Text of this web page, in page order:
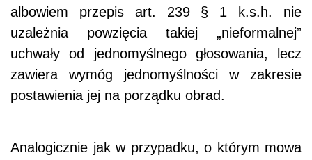
albowiem przepis art. 239 § 1 k.s.h. nie
uzależnia powzięcia takiej „nieformalnej”
uchwały od jednomyślnego głosowania, lecz
zawiera wymóg jednomyślności w zakresie
postawienia jej na porządku obrad.
Analogicznie jak w przypadku, o którym mowa